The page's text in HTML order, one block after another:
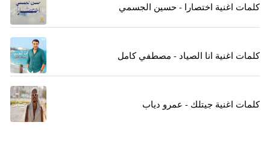
كلمات اغنية اختصارا - حسين الجسمي
كلمات اغنية انا الصياد - مصطفي كامل
كلمات اغنية جيتلك - عمرو دياب